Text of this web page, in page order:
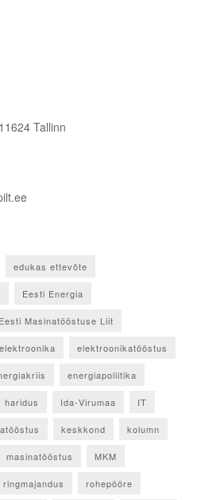
Tallinn
edukas ettevõte
Eesti Energia
Eesti Masinatööstuse Liit
elektroonika elektroonikatööstus
energiapoliitika
haridus Ida-Virumaa IT
keskkond kolumn
masinatööstus MKM
ringmajandus rohepööre